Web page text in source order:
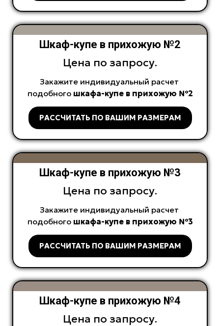
Шкаф-купе в прихожую №2
Цена по запросу.
Закажите индивидуальный расчет
подобного шкафа-купе в прихожую №2
РАССЧИТАТЬ ПО ВАШИМ РАЗМЕРАМ
Шкаф-купе в прихожую №3
Цена по запросу.
Закажите индивидуальный расчет
подобного шкафа-купе в прихожую №3
РАССЧИТАТЬ ПО ВАШИМ РАЗМЕРАМ
Шкаф-купе в прихожую №4
Цена по запросу.